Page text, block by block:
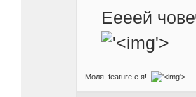
Еееей
'>
Моля, feature е я! '>